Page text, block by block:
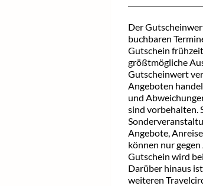
Der
buchbaren
Gutschein
größtmögliche
Gutscheinwert
Angeboten
und
sind vorbehalten.
Angebote,
können nur
Gutschein wird
Darüber hinaus
weiteren